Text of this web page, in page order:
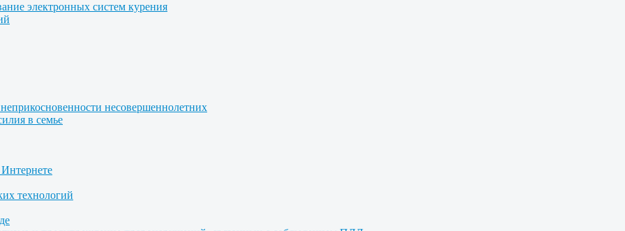
электронных систем курения
несовершеннолетних
в семье
технологий